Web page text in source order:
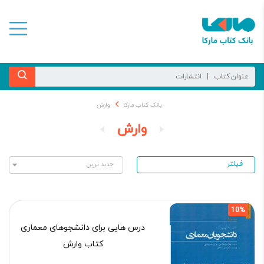
بانک کتاب مارکا وارش
وارش
فیلتر
10%
درس ‌هایی برای دانشجوهای معماری
کتاب وارش